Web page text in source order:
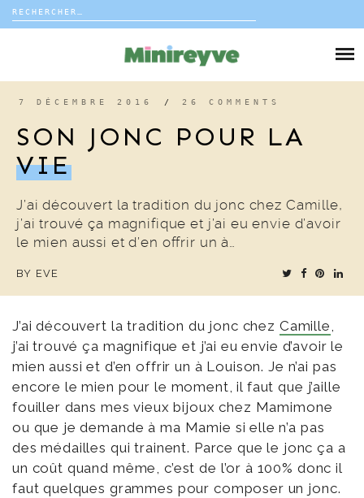
Rechercher :
VIE DE FAMILLE
DÉCO
COUP DE COEUR
EDITORIAL
7 DÉCEMBRE 2016 / 26 COMMENTS
SON JONC POUR LA
VIE
J’ai découvert la tradition du jonc chez Camille,
j’ai trouvé ça magnifique et j’ai eu envie d’avoir
le mien aussi et d’en offrir un à…
BY EVE
J’ai découvert la tradition du jonc chez Camille,
j’ai trouvé ça magnifique et j’ai eu envie d’avoir le
mien aussi et d’en offrir un à Louison. Je n’ai pas
encore le mien pour le moment, il faut que j’aille
fouiller dans mes vieux bijoux chez Mamimone
ou que je demande à ma Mamie si elle n’a pas
des médailles qui trainent. Parce que le jonc ça a
un coût quand même, c’est de l’or à 100% donc il
faut quelques grammes pour composer un jonc.